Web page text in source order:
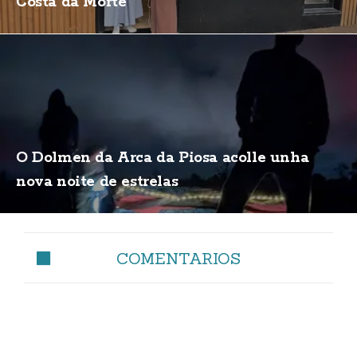
O Dolmen da Arca da Piosa acolle unha
nova noite de estrelas
COMENTARIOS